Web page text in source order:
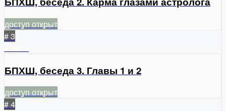
доступ открыт
# 3
БПХШ, беседа 3. Главы 1 и 2
доступ открыт
# 4